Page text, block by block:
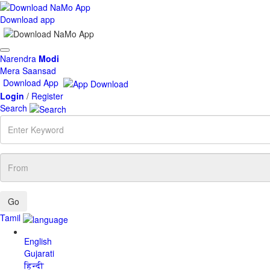
Download app
Toggle
navigation
Narendra Modi
Mera Saansad
Download App
Login / Register
Search
Enter
Keyword
From
Tamil
English
Gujarati
हिन्दी